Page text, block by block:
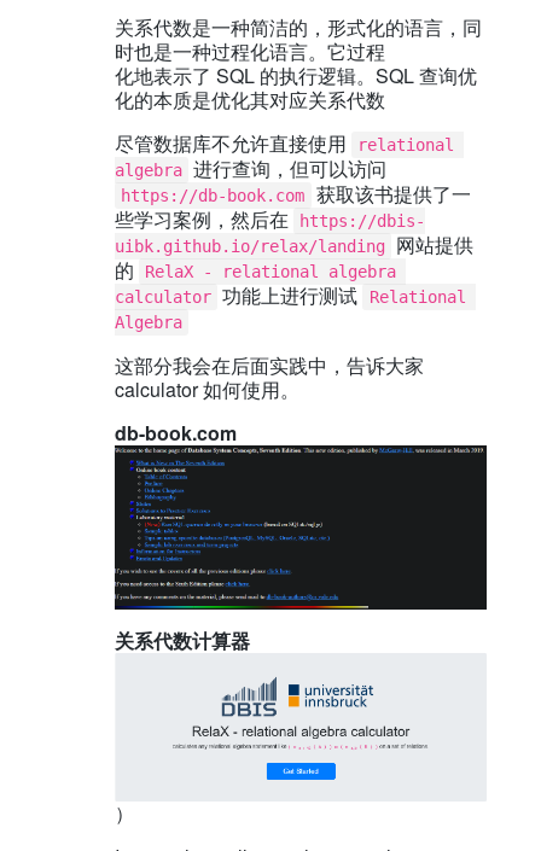
关系代数是一种简洁的，形式化的语言，同
时也是一种过程化语言。它过程
化地表示了 SQL 的执行逻辑。SQL 查询优
化的本质是优化其对应关系代数
尽管数据库不允许直接使用
relational
algebra 进行查询，但可以访问
https://db-book.com
获取该书提供了一
些学习案例，然后在
https://dbis-
uibk.github.io/relax/landing
网站提供
的
RelaX - relational algebra
calculator 功能上进行测试
Relational
Algebra
这部分我会在后面实践中，告诉大家
calculator 如何使用。
db-book.com
关系代数计算器
）